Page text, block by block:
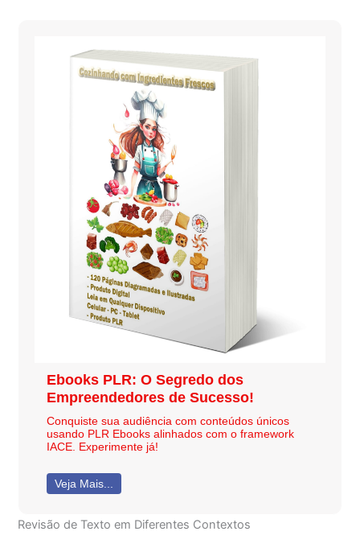
Ebooks PLR: O Segredo dos
Empreendedores de Sucesso!
Conquiste sua audiência com conteúdos únicos
usando PLR Ebooks alinhados com o framework
IACE. Experimente já!
Veja Mais...
Revisão de Texto em Diferentes Contextos